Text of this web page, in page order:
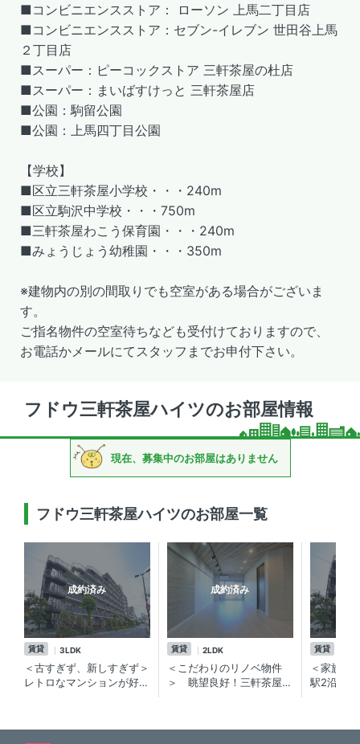
■コンビニエンスストア： ローソン 上馬二丁目店
■コンビニエンスストア：セブン-イレブン 世田谷上馬
２丁目店
■スーパー：ピーコックストア 三軒茶屋の杜店
■スーパー：まいばすけっと 三軒茶屋店
■公園：駒留公園
■公園：上馬四丁目公園
【学校】
■区立三軒茶屋小学校・・・240m
■区立駒沢中学校・・・750m
■三軒茶屋わこう保育園・・・240m
■みょうじょう幼稚園・・・350m
※建物内の別の間取りでも空室がある場合がございま
す。
ご指名物件の空室待ちなども受付けておりますので、
お電話かメールにてスタッフまでお申付下さい。
フドウ三軒茶屋ハイツのお部屋情報
現在、募集中のお部屋はありません
フドウ三軒茶屋ハイツのお部屋一覧
成約済み
賃貸 3LDK
＜古すぎず、新しすぎず＞
レトロなマンションが好き
成約済み
賃貸 2LDK
＜こだわりのリノベ物件
＞ 眺望良好！三軒茶屋エ
賃貸
＜家族で
駅2沿線